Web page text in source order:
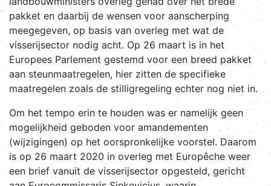
pakket en daarbij de wensen voor aanscherping
meegegeven, op basis van overleg met wat de
visserijsector nodig acht. Op 26 maart is in het
Europees Parlement gestemd voor een breed pakket
aan steunmaatregelen, hier zitten de specifieke
maatregelen zoals de stilligregeling echter nog niet in.
Om het tempo erin te houden was er namelijk geen
mogelijkheid geboden voor amandementen
(wijzigingen) op het oorspronkelijke voorstel. Daarom
is op 26 maart 2020 in overleg met Europêche weer
een brief vanuit de visserijsector opgesteld, gericht